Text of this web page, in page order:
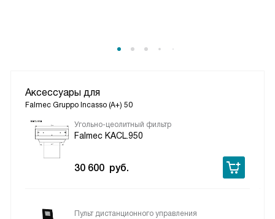
Аксессуары для
Falmec Gruppo Incasso (A+) 50
Угольно-цеолитный фильтр
Falmec KACL.950
30 600 руб.
Пульт дистанционного управления